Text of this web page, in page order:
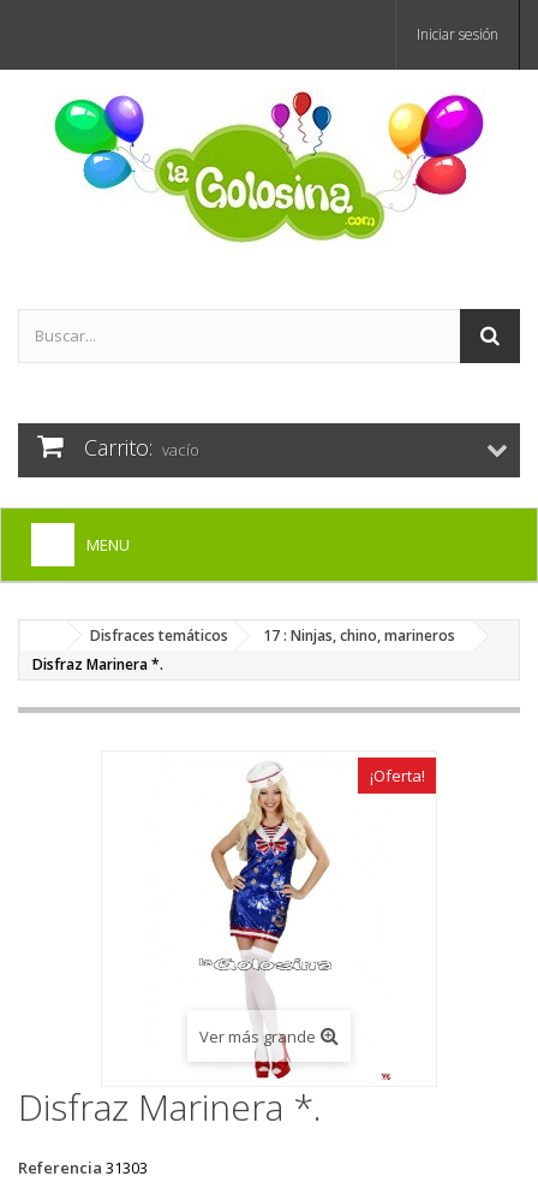
Iniciar sesión
Carrito: vacío
MENU
+
PELUCAS, GORROS, CARETAS
Disfraces temáticos
17 : Ninjas, chino, marineros
Disfraz Marinera *.
¡Oferta!
Ver más grande
Disfraz Marinera *.
Referencia 31303